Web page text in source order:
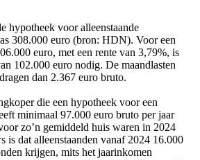
hypotheek voor alleenstaande
308.000 euro (bron: HDN). Voor een
euro, met een rente van 3,79%, is
102.000 euro nodig. De maandlasten
dan 2.367 euro bruto.
die een hypotheek voor een
minimaal 97.000 euro bruto per jaar
zo’n gemiddeld huis waren in 2024
is dat alleenstaanden vanaf 2024 16.000
krijgen, mits het jaarinkomen